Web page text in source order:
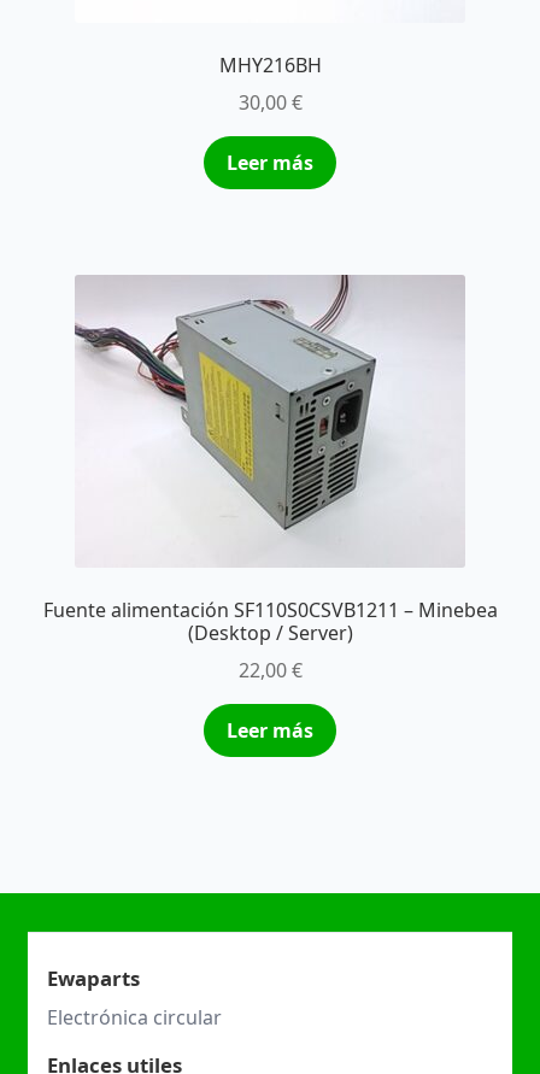
MHY216BH
30,00€
Leer más
Fuente alimentación SF110S0CSVB1211 – Minebea
(Desktop / Server)
22,00€
Leer más
Ewaparts
Electrónica circular
Enlaces utiles